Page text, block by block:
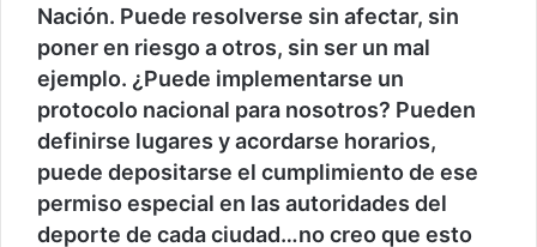
Nación. Puede resolverse sin afectar, sin
poner en riesgo a otros, sin ser un mal
ejemplo. ¿Puede implementarse un
protocolo nacional para nosotros? Pueden
definirse lugares y acordarse horarios,
puede depositarse el cumplimiento de ese
permiso especial en las autoridades del
deporte de cada ciudad…no creo que esto